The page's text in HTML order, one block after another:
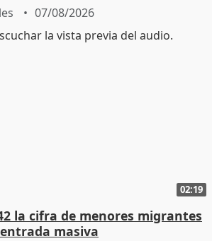
07/08/2026
02:19
la cifra de menores migrantes
masiva